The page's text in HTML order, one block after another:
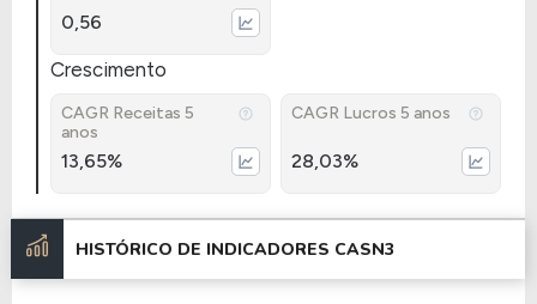
0,56
Crescimento
CAGR Receitas 5
anos
13,65%
CAGR Lucros 5 anos
28,03%
HISTÓRICO DE INDICADORES CASN3